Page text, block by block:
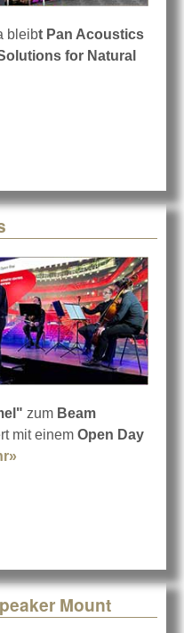
bleibt Pan Acoustics
for Natural
zum Beam
mit einem Open Day
Mount